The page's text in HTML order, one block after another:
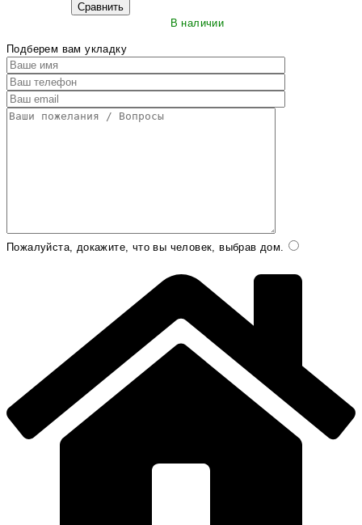
Сравнить
В наличии
Подберем вам укладку
Пожалуйста, докажите, что вы человек, выбрав дом.